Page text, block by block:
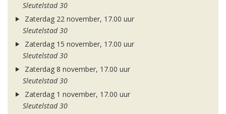
Sleutelstad 30
Zaterdag 22 november, 17.00 uur
Sleutelstad 30
Zaterdag 15 november, 17.00 uur
Sleutelstad 30
Zaterdag 8 november, 17.00 uur
Sleutelstad 30
Zaterdag 1 november, 17.00 uur
Sleutelstad 30